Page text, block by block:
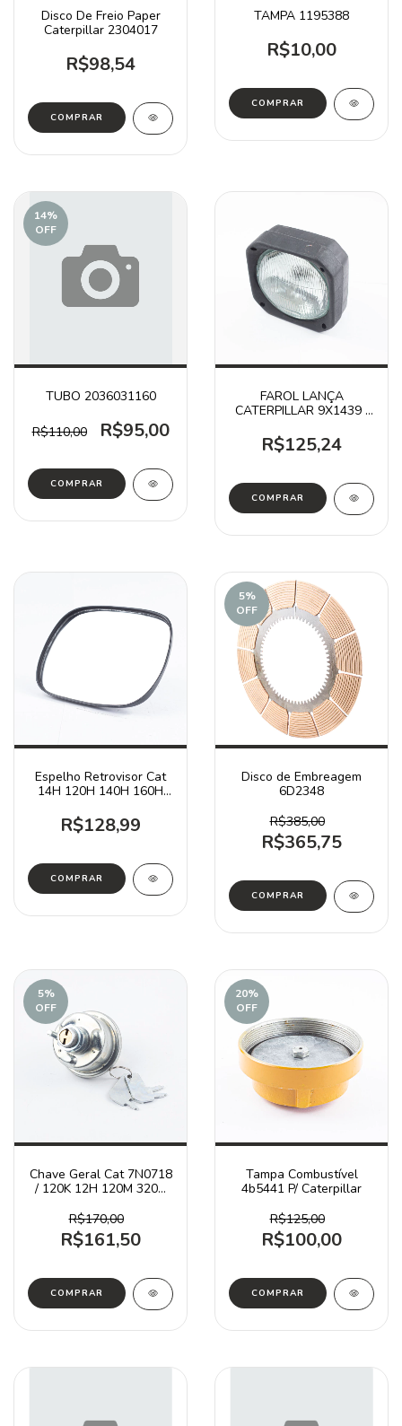
Disco De Freio Paper
Caterpillar 2304017
R$98,54
TAMPA 1195388
R$10,00
14%
OFF
TUBO 2036031160
R$110,00 R$95,00
FAROL LANÇA
CATERPILLAR 9X1439 /
R$125,24
Espelho Retrovisor Cat
14H 120H 140H 160H
R$128,99
5%
OFF
Disco de Embreagem
6D2348
R$385,00
R$365,75
5%
OFF
Chave Geral Cat 7N0718
/ 120K 12H 120M 320C
R$170,00
R$161,50
20%
OFF
Tampa Combustível
4b5441 P/ Caterpillar
R$125,00
R$100,00